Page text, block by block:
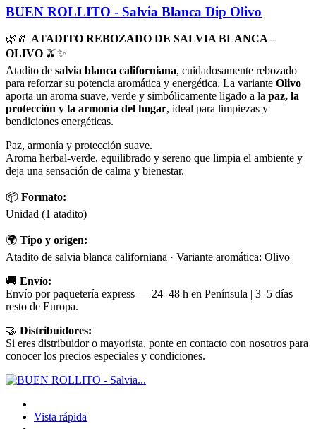
BUEN ROLLITO - Salvia Blanca Dip Olivo
🌿🧂 ATADITO REBOZADO DE SALVIA BLANCA –
OLIVO 🫒✨
Atadito de salvia blanca californiana, cuidadosamente rebozado
para reforzar su potencia aromática y energética. La variante Olivo
aporta un aroma suave, verde y simbólicamente ligado a la paz, la
protección y la armonía del hogar, ideal para limpiezas y
bendiciones energéticas.
Paz, armonía y protección suave.
Aroma herbal-verde, equilibrado y sereno que limpia el ambiente y
deja una sensación de calma y bienestar.
📦 Formato:
Unidad (1 atadito)
🌍 Tipo y origen:
Atadito de salvia blanca californiana · Variante aromática: Olivo
🚚 Envío:
Envío por paquetería express — 24–48 h en Península | 3–5 días
resto de Europa.
🤝 Distribuidores:
Si eres distribuidor o mayorista, ponte en contacto con nosotros para
conocer los precios especiales y condiciones.
Vista rápida